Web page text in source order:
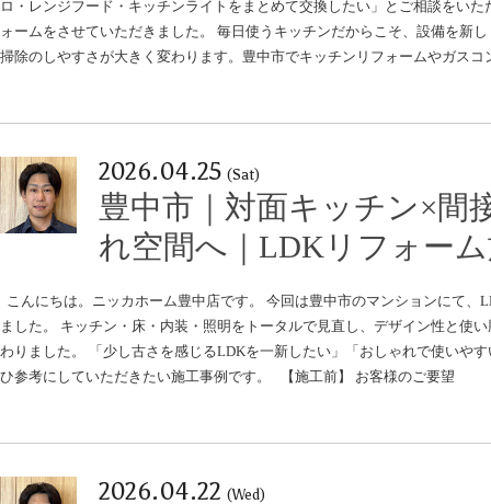
ロ・レンジフード・キッチンライトをまとめて交換したい」とご相談をい
ォームをさせていただきました。 毎日使うキッチンだからこそ、設備を新
掃除のしやすさが大きく変わります。豊中市でキッチンリフォームやガスコ
2026.04.25 (Sat)
豊中市｜対面キッチン×間
れ空間へ｜LDKリフォー
こんにちは。ニッカホーム豊中店です。 今回は豊中市のマンションにて、
ました。 キッチン・床・内装・照明をトータルで見直し、デザイン性と使
わりました。 「少し古さを感じるLDKを一新したい」「おしゃれで使いや
ひ参考にしていただきたい施工事例です。 【施工前】 お客様のご要望
2026.04.22 (Wed)
名古屋リフォーム&増改築のニッカホーム株式会社
Copyright © 2013 Nikka-Home Corporation. All
プライバシーポリシー お問い合わせ ニッカホーム公式サイト